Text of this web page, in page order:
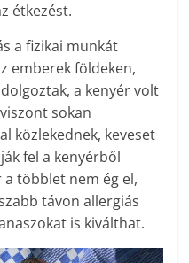
étkezést.
a fizikai munkát
emberek földeken,
a kenyér volt
sokan
közlekednek, keveset
fel a kenyérből
többlet nem ég el,
távon allergiás
is kiválthat.